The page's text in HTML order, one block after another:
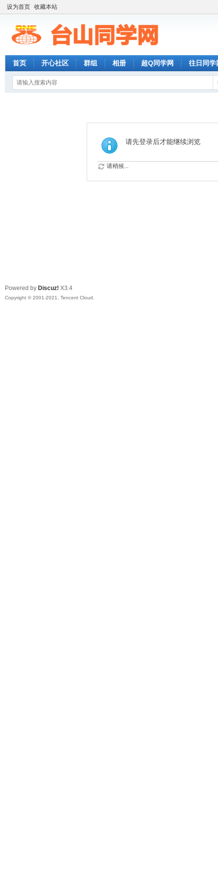
设为首页 收藏本站
首页 开心社区 群组 相册 超Q同学网 往日同学
请先登录后才能继续浏览
请稍候...
Powered by Discuz! X3.4
Copyright © 2001-2021, Tencent Cloud.